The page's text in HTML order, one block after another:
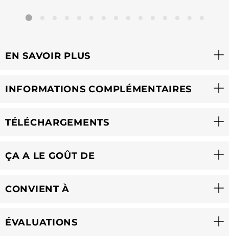
EN SAVOIR PLUS
INFORMATIONS COMPLÉMENTAIRES
TÉLÉCHARGEMENTS
ÇA A LE GOÛT DE
CONVIENT À
ÉVALUATIONS